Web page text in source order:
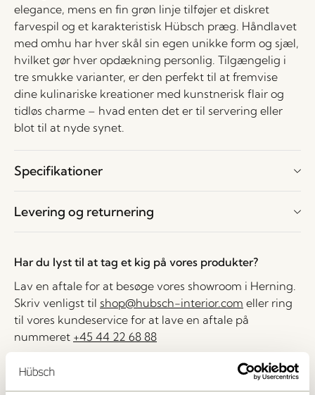
elegance, mens en fin grøn linje tilføjer et diskret
farvespil og et karakteristisk Hübsch præg. Håndlavet
med omhu har hver skål sin egen unikke form og sjæl,
hvilket gør hver opdækning personlig. Tilgængelig i
tre smukke varianter, er den perfekt til at fremvise
dine kulinariske kreationer med kunstnerisk flair og
tidløs charme – hvad enten det er til servering eller
blot til at nyde synet.
Specifikationer
Levering og returnering
Har du lyst til at tag et kig på vores produkter?
Lav en aftale for at besøge vores showroom i Herning.
Skriv venligst til shop@hubsch-interior.com eller ring
til vores kundeservice for at lave en aftale på
nummeret +45 44 22 68 88
Levering indenfor 1-4 hverdage